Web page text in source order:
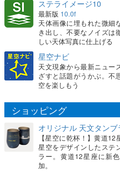
ステライメージ10
最新版 10.0f
天体画像に埋もれた微細
き出し、不要なノイズは
しい天体写真に仕上げる
星空ナビ
天文現象から最新ニュー
ざすと話題がうかぶ。不
空を楽しもう
ショッピング
オリジナル 天文タンブ
【星空に乾杯！】黄道
星空をデザインしたステ
ラー。黄道12星座に新
加。